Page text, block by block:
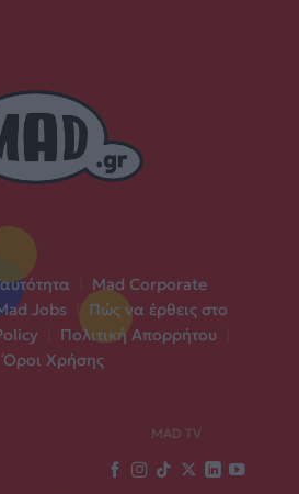
Mad Corporate
Jobs
Πώς να έρθεις στο
Πολιτική Απορρήτου
Όροι Χρήσης
MAD TV